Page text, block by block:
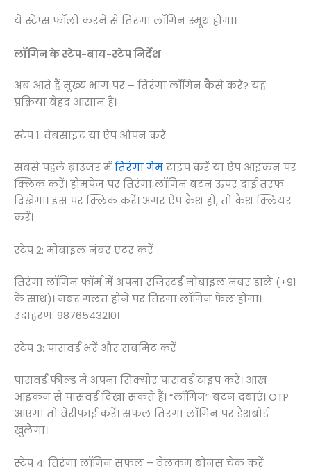
ये स्टेप्स फॉलो करने से तिरंगा लॉगिन स्मूथ होगा।
लॉगिन के स्टेप-बाय-स्टेप निर्देश
अब आते हैं मुख्य भाग पर – तिरंगा लॉगिन कैसे करें? यह
प्रक्रिया बेहद आसान है।
स्टेप 1: वेबसाइट या ऐप ओपन करें
सबसे पहले ब्राउजर में तिरंगा गेम टाइप करें या ऐप आइकन पर
क्लिक करें। होमपेज पर तिरंगा लॉगिन बटन ऊपर दाईं तरफ
दिखेगा। इस पर क्लिक करें। अगर ऐप क्रैश हो, तो कैश क्लियर
करें।
स्टेप 2: मोबाइल नंबर एंटर करें
तिरंगा लॉगिन फॉर्म में अपना रजिस्टर्ड मोबाइल नंबर डालें (+91
के साथ)। नंबर गलत होने पर तिरंगा लॉगिन फेल होगा।
उदाहरण: 9876543210।
स्टेप 3: पासवर्ड भरें और सबमिट करें
पासवर्ड फील्ड में अपना सिक्योर पासवर्ड टाइप करें। आंख
आइकन से पासवर्ड दिखा सकते हैं। “लॉगिन” बटन दबाएं। OTP
आएगा तो वेरीफाई करें। सफल तिरंगा लॉगिन पर डैशबोर्ड
खुलेगा।
स्टेप 4: तिरंगा लॉगिन सफल – वेलकम बोनस चेक करें